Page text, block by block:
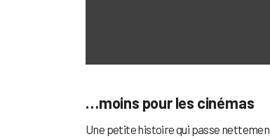
…moins pour les cinémas
Une petite histoire qui passe